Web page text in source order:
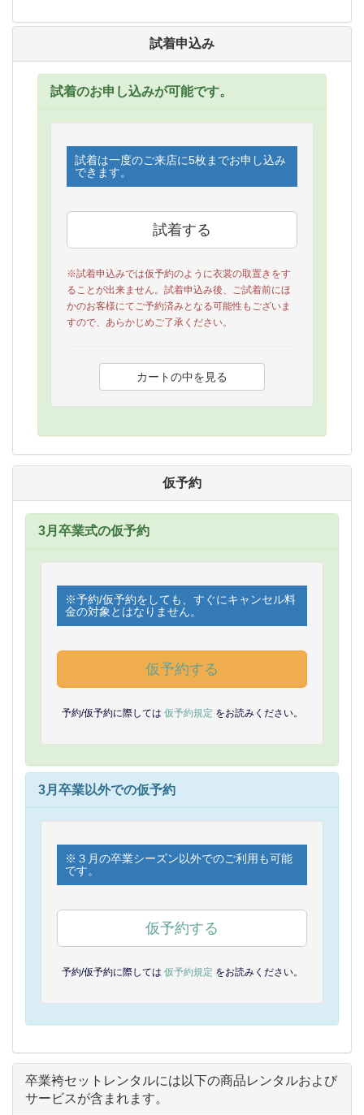
試着申込み
試着のお申し込みが可能です。
試着は一度のご来店に5枚までお申し込み
できます。
※試着申込みでは仮予約のように衣裳の取置きをす
ることが出来ません。試着申込み後、ご試着前にほ
かのお客様にてご予約済みとなる可能性もございま
すので、あらかじめご了承ください。
仮予約
3月卒業式の仮予約
※予約/仮予約をしても、すぐにキャンセル料
金の対象とはなりません。
仮予約する
予約/仮予約に際しては 仮予約規定 をお読みください。
3月卒業以外での仮予約
※３月の卒業シーズン以外でのご利用も可能
です。
仮予約する
予約/仮予約に際しては 仮予約規定 をお読みください。
卒業袴セットレンタルには以下の商品レンタルおよび
サービスが含まれます。